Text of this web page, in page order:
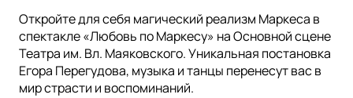
Откройте для себя магический реализм Маркеса в
спектакле «Любовь по Маркесу» на Основной сцене
Театра им. Вл. Маяковского. Уникальная постановка
Егора Перегудова, музыка и танцы перенесут вас в
мир страсти и воспоминаний.